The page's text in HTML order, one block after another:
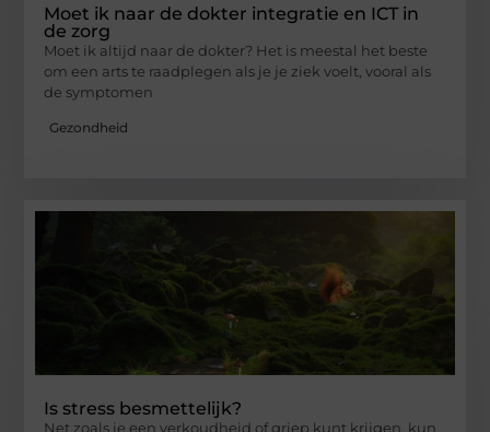
Moet ik naar de dokter integratie en ICT in
de zorg
Moet ik altijd naar de dokter? Het is meestal het beste
om een arts te raadplegen als je je ziek voelt, vooral als
de symptomen
Gezondheid
Is stress besmettelijk?
Net zoals je een verkoudheid of griep kunt krijgen, kun